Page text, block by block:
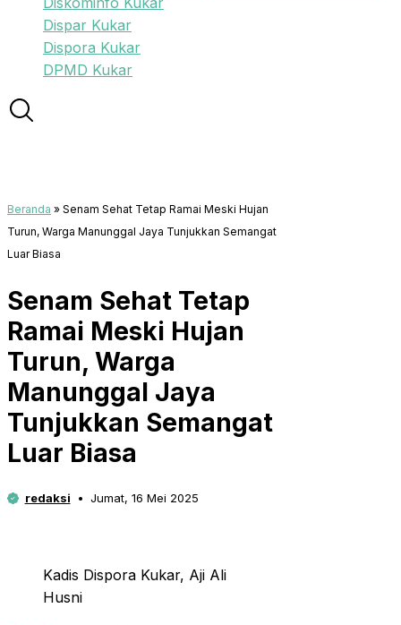
Dispar Kukar
Dispora Kukar
DPMD Kukar
Beranda » Senam Sehat Tetap Ramai Meski Hujan
Turun, Warga Manunggal Jaya Tunjukkan Semangat
Luar Biasa
Senam Sehat Tetap
Ramai Meski Hujan
Turun, Warga
Manunggal Jaya
Tunjukkan Semangat
Luar Biasa
redaksi Jumat, 16 Mei 2025
Kadis Dispora Kukar, Aji Ali
Husni